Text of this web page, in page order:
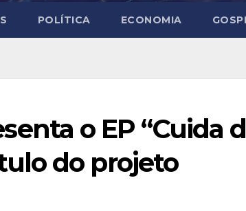
POLÍTICA ECONOMIA
o EP “Cuida
do projeto